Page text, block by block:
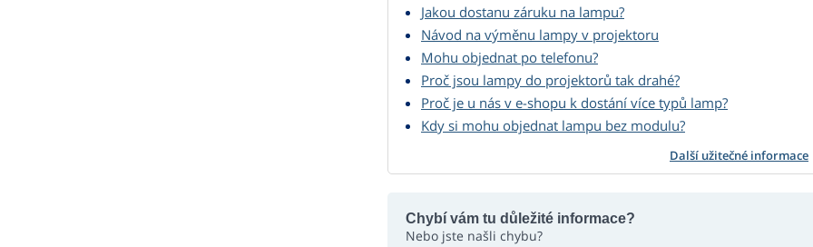
Jakou dostanu záruku na lampu?
Návod na výměnu lampy v projektoru
Mohu objednat po telefonu?
Proč jsou lampy do projektorů tak drahé?
Proč je u nás v e-shopu k dostání více typů lamp?
Kdy si mohu objednat lampu bez modulu?
Další užitečné informace
Chybí vám tu důležité informace?
Nebo jste našli chybu?